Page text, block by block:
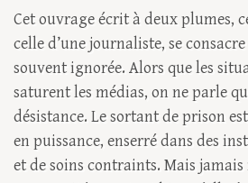
Cet ouvrage écrit à deux plumes,
celle d’une journaliste, se
souvent ignorée. Alors que les
saturent les médias, on ne parle
désistance. Le sortant de prison
en puissance, enserré dans des
et de soins contraints. Mais jamais